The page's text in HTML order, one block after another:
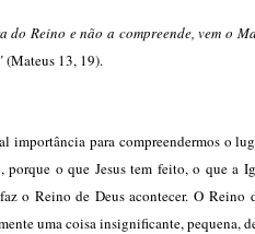
do Reino e não a compreende, vem o
(Mateus 13, 19).
importância para compreendermos o
porque o que Jesus tem feito, o que a
o Reino de Deus acontecer. O Reino
uma coisa insignificante, pequena,